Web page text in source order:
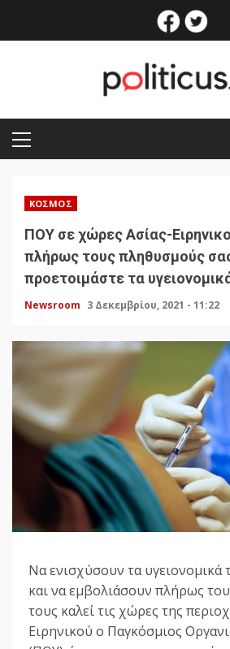
facebook
PRIMARY
MENU
ΚΌΣΜΟΣ
ΠΟΥ σε χώρες Ασίας-
πλήρως τους πληθυσμούς
προετοιμάστε τα
Newsroom 3 Δεκεμβρίου, 2021 - 11:22
Να ενισχύσουν τα υγειονομικά
και να εμβολιάσουν πλήρως
τους καλεί τις χώρες της
Ειρηνικού ο Παγκόσμιος